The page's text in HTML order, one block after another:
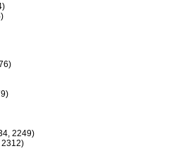
2249)